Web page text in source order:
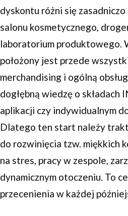
dyskontu różni się
salonu kosmetycznego,
laboratorium produktowego.
położony jest przede
merchandising i ogólną
dogłębną wiedzę o składach
aplikacji czy indywidualnym
Dlatego ten start należy
do rozwinięcia tzw. miękkich
na stres, pracy w zespole,
dynamicznym otoczeniu. To
przecenienia w każdej